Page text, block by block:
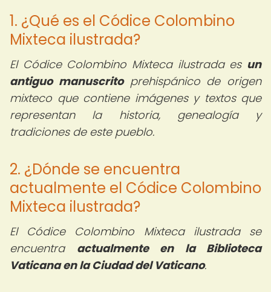
1. ¿Qué es el Códice Colombino
Mixteca ilustrada?
El Códice Colombino Mixteca ilustrada es un
antiguo manuscritoprehispánico de origen
mixteco que contiene imágenes y textos que
representan la historia, genealogía y
tradiciones de este pueblo.
2. ¿Dónde se encuentra
actualmente el Códice Colombino
Mixteca ilustrada?
El Códice Colombino Mixteca ilustrada se
encuentra actualmente en la Biblioteca
Vaticana en la Ciudad del Vaticano.